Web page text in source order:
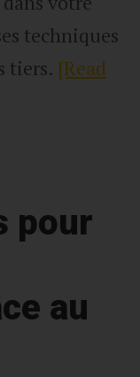
techniques
tiers. [Read
pour
au